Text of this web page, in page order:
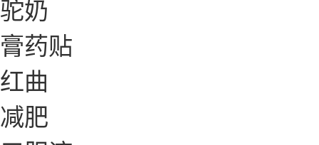
驼奶
膏药贴
红曲
减肥